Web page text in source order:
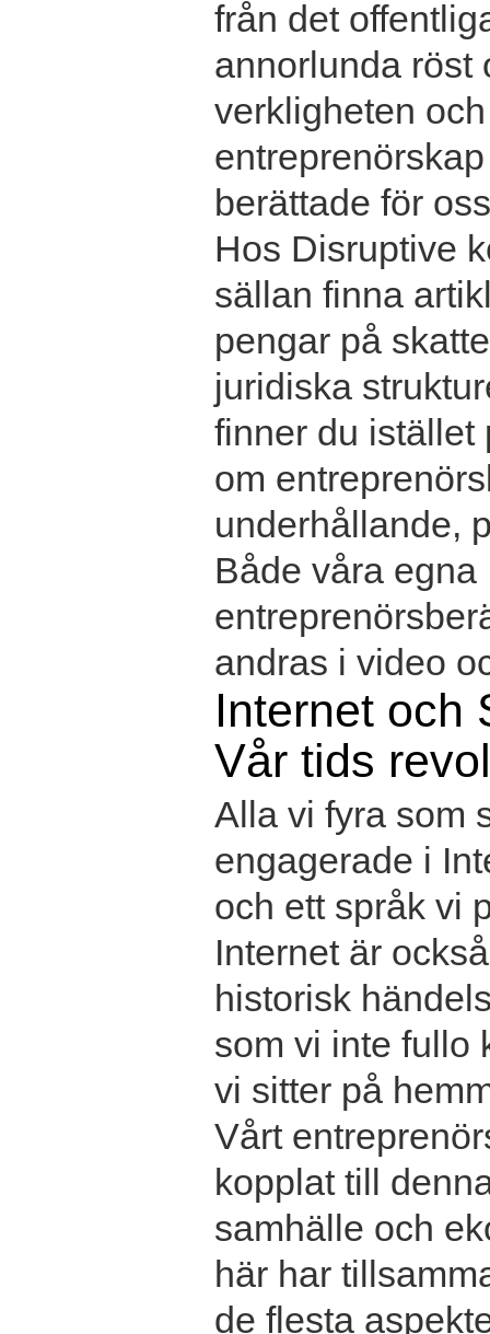
från det
annorlunda röst
verkligheten
berättade för
Hos Disruptive
sällan finna
pengar på
juridiska
finner du istället
om
underhållande,
Både våra egna
andras i video
Internet och
Vår tids
Alla vi fyra som
engagerade i
och ett språk vi
Internet är
historisk
som vi inte fullo
vi sitter på
Vårt
kopplat till
samhälle och
här har
de flesta